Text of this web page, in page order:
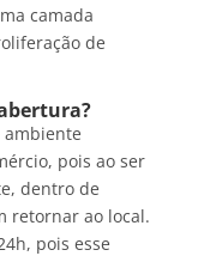
camada
de
ambiente
pois ao ser
dentro de
retornar ao local.
pois esse